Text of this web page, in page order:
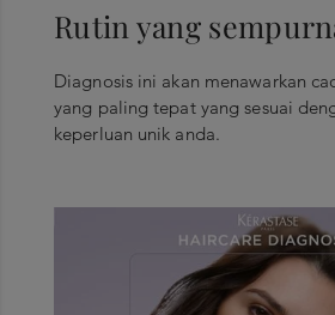
Rutin yang
Diagnosis ini akan menawarkan
yang paling tepat yang sesuai
keperluan unik anda.